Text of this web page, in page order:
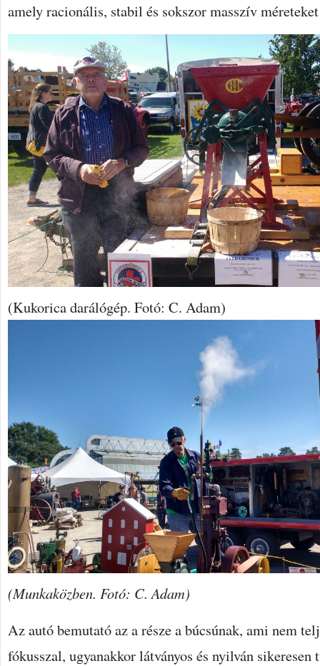
amely racionális, stabil és sokszor masszív
(Kukorica darálógép. Fotó: C. Adam)
(Munkaközben. Fotó: C. Adam)
Az autó bemutató az a része a búcsúnak, ami nem
fókusszal, ugyanakkor látványos és nyilván sikeresen